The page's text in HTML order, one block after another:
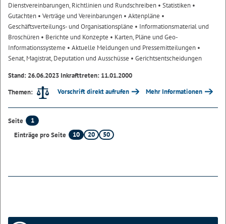
Dienstvereinbarungen, Richtlinien und Rundschreiben • Statistiken •
Gutachten • Verträge und Vereinbarungen • Aktenpläne •
Geschäftsverteilungs- und Organisationspläne • Informationsmaterial und
Broschüren • Berichte und Konzepte • Karten, Pläne und Geo-
Informationssysteme • Aktuelle Meldungen und Pressemitteilungen •
Senat, Magistrat, Deputation und Ausschüsse • Gerichtsentscheidungen
Stand: 26.06.2023 Inkrafttreten: 11.01.2000
Themen:
Vorschrift direkt aufrufen Mehr Informationen
Seite
1
Einträge pro Seite
10 20 50